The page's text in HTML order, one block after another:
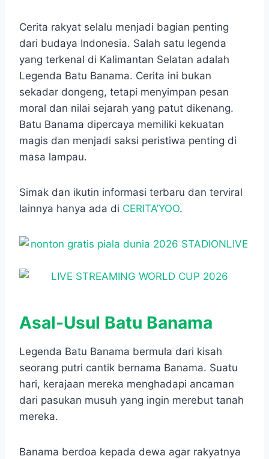
Cerita rakyat selalu menjadi bagian penting
dari budaya Indonesia. Salah satu legenda
yang terkenal di Kalimantan Selatan adalah
Legenda Batu Banama. Cerita ini bukan
sekadar dongeng, tetapi menyimpan pesan
moral dan nilai sejarah yang patut dikenang.
Batu Banama dipercaya memiliki kekuatan
magis dan menjadi saksi peristiwa penting di
masa lampau.
Simak dan ikutin informasi terbaru dan terviral
lainnya hanya ada di CERITA’YOO.
Asal-Usul Batu Banama
Legenda Batu Banama bermula dari kisah
seorang putri cantik bernama Banama. Suatu
hari, kerajaan mereka menghadapi ancaman
dari pasukan musuh yang ingin merebut tanah
mereka.
Banama berdoa kepada dewa agar rakyatnya